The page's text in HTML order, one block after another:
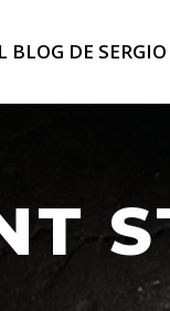
BLOG DE SERGIO